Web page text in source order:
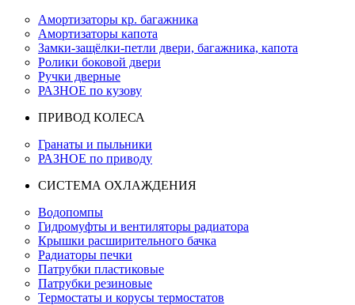
Амортизаторы кр. багажника
Амортизаторы капота
Замки-защёлки-петли двери, багажника, капота
Ролики боковой двери
Ручки дверные
РАЗНОЕ по кузову
ПРИВОД КОЛЕСА
Гранаты и пыльники
РАЗНОЕ по приводу
СИСТЕМА ОХЛАЖДЕНИЯ
Водопомпы
Гидромуфты и вентиляторы радиатора
Крышки расширительного бачка
Радиаторы печки
Патрубки пластиковые
Патрубки резиновые
Термостаты и корусы термостатов